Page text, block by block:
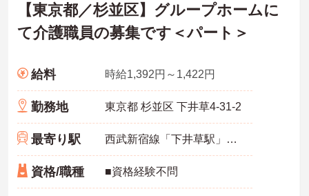
【東京都／杉並区】グループホームに
て介護職員の募集です＜パート＞
給料 時給1,392円～1,422円
勤務地 東京都 杉並区 下井草4-31-2
最寄り駅 西武新宿線「下井草駅」徒歩5分
資格/職種 ■資格経験不問